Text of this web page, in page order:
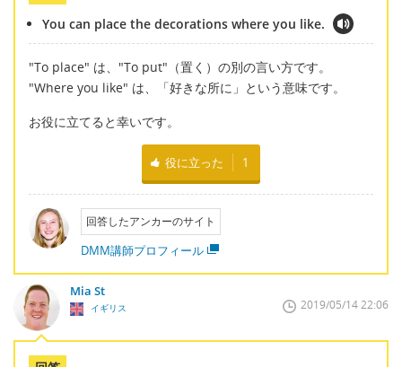
You can place the decorations where you like.
"To place" は、"To put"（置く）の別の言い方です。
"Where you like" は、「好きな所に」という意味です。
お役に立てると幸いです。
役に立った 1
回答したアンカーのサイト
DMM講師プロフィール
Mia St
イギリス 2019/05/14 22:06